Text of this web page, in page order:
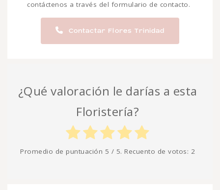
contáctenos a través del formulario de contacto.
Contactar Flores Trinidad
¿Qué valoración le darías a esta
Floristería?
Promedio de puntuación 5 / 5. Recuento de votos: 2